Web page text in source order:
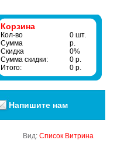
Корзина
Кол-во
0 шт.
Сумма
р.
Скидка
0%
Сумма скидки:
0 р.
Итого:
0 р.
Напишите нам
Вид: Список Витрина